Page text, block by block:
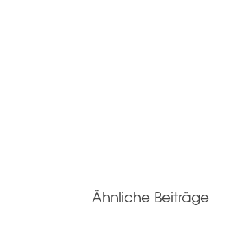
Ähnliche Beiträge